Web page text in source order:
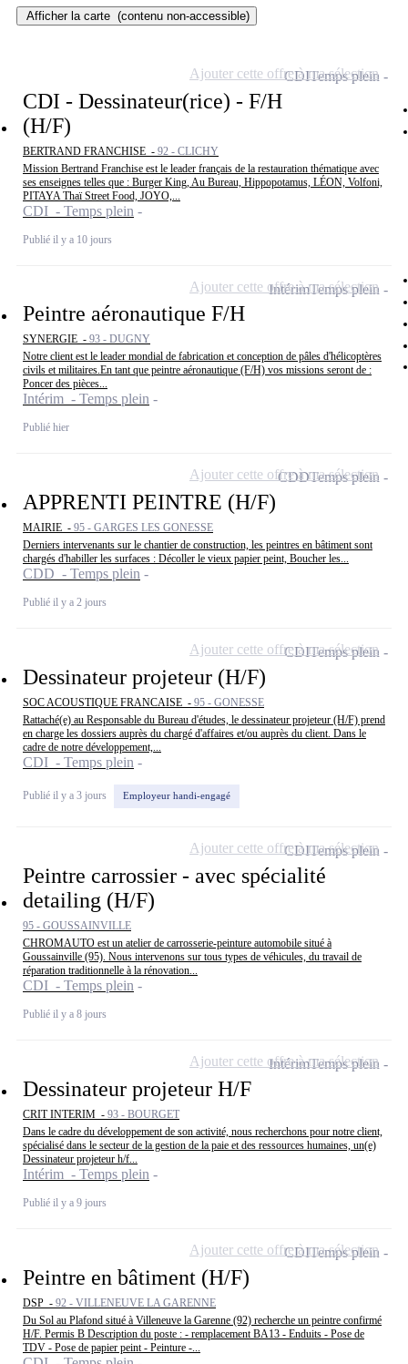
Afficher la carte (contenu non-accessible)
CDI - Dessinateur(rice) - F/H
(H/F)
BERTRAND FRANCHISE - 92 - CLICHY
Mission Bertrand Franchise est le leader français de la restauration thématique avec
ses enseignes telles que : Burger King, Au Bureau, Hippopotamus, LÉON, Volfoni,
PITAYA Thaï Street Food, JOYO,...
CDI - Temps plein
Publié il y a 10 jours
CDITemps plein
Ajouter cette offre à ma sélection
Peintre aéronautique F/H
SYNERGIE - 93 - DUGNY
Notre client est le leader mondial de fabrication et conception de pâles d'hélicoptères
civils et militaires.En tant que peintre aéronautique (F/H) vos missions seront de :
Poncer des pièces...
Intérim - Temps plein
Publié hier
IntérimTemps plein
Ajouter cette offre à ma sélection
APPRENTI PEINTRE (H/F)
MAIRIE - 95 - GARGES LES GONESSE
Derniers intervenants sur le chantier de construction, les peintres en bâtiment sont
chargés d'habiller les surfaces : Décoller le vieux papier peint, Boucher les...
CDD - Temps plein
Publié il y a 2 jours
CDDTemps plein
Ajouter cette offre à ma sélection
Dessinateur projeteur (H/F)
SOC ACOUSTIQUE FRANCAISE - 95 - GONESSE
Rattaché(e) au Responsable du Bureau d'études, le dessinateur projeteur (H/F) prend
en charge les dossiers auprès du chargé d'affaires et/ou auprès du client. Dans le
cadre de notre développement,...
CDI - Temps plein
Publié il y a 3 jours Employeur handi-engagé
CDITemps plein
Ajouter cette offre à ma sélection
Peintre carrossier - avec spécialité
detailing (H/F)
95 - GOUSSAINVILLE
CHROMAUTO est un atelier de carrosserie-peinture automobile situé à
Goussainville (95). Nous intervenons sur tous types de véhicules, du travail de
réparation traditionnelle à la rénovation...
CDI - Temps plein
Publié il y a 8 jours
CDITemps plein
Ajouter cette offre à ma sélection
Dessinateur projeteur H/F
CRIT INTERIM - 93 - BOURGET
Dans le cadre du développement de son activité, nous recherchons pour notre client,
spécialisé dans le secteur de la gestion de la paie et des ressources humaines, un(e)
Dessinateur projeteur h/f...
Intérim - Temps plein
Publié il y a 9 jours
IntérimTemps plein
Ajouter cette offre à ma sélection
Peintre en bâtiment (H/F)
DSP - 92 - VILLENEUVE LA GARENNE
Du Sol au Plafond situé à Villeneuve la Garenne (92) recherche un peintre confirmé
H/F. Permis B Description du poste : - remplacement BA13 - Enduits - Pose de
TDV - Pose de papier peint - Peinture -...
CDITemps plein
Ajouter cette offre à ma sélection